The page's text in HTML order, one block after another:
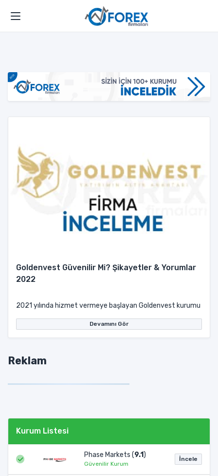
Goldenvest Güvenilir Mi? Şikayetler & Yorumlar
2022
2021 yılında hizmet vermeye başlayan Goldenvest kurumu
Devamını Gör
Reklam
Kurum Listesi
Phase Markets (9.1)
Güvenilir Kurum
İncele